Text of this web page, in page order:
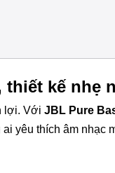
thiết kế nhẹ
lợi. Với JBL Pure
yêu thích âm nhạc